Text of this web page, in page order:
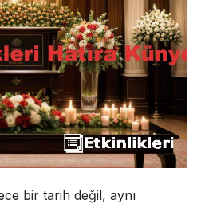
bir tarih değil, aynı